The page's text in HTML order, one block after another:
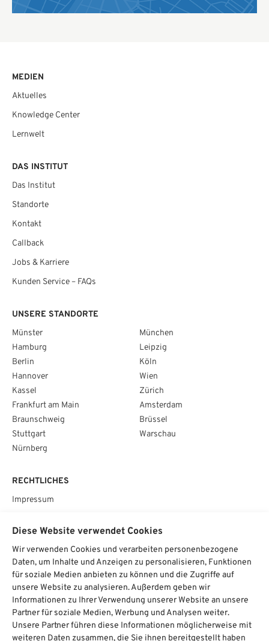
MEDIEN
Aktuelles
Knowledge Center
Lernwelt
DAS INSTITUT
Das Institut
Standorte
Kontakt
Callback
Jobs & Karriere
Kunden Service – FAQs
RECHTLICHES
Impressum
Cookie­einstellungen
UNSERE STANDORTE
Münster
Hamburg
Berlin
Hannover
Kassel
Frankfurt am Main
Braunschweig
Stuttgart
Nürnberg
München
Leipzig
Köln
Wien
Zürich
Amsterdam
Brüssel
Warschau
SOCIAL
Diese Website verwendet Cookies
Wir verwenden Cookies und verarbeiten personenbezogene
Daten, um Inhalte und Anzeigen zu personalisieren, Funktionen
für soziale Medien anbieten zu können und die Zugriffe auf
unsere Website zu analysieren. Außerdem geben wir
Informationen zu Ihrer Verwendung unserer Website an unsere
Partner für soziale Medien, Werbung und Analysen weiter.
Unsere Partner führen diese Informationen möglicherweise mit
weiteren Daten zusammen, die Sie ihnen bereitgestellt haben